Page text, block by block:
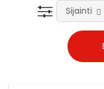
Sijainti